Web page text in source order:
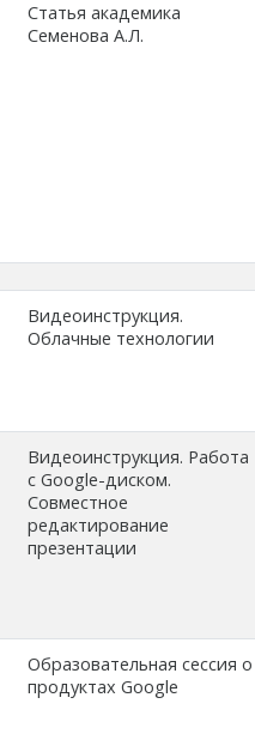
Статья академика
Семенова А.Л.
Видеоинструкция.
Облачные технологии
Видеоинструкция. Работа
с Google-диском.
Совместное
редактирование
презентации
Образовательная сессия о
продуктах Google